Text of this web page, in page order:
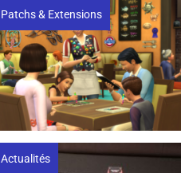
Patchs & Extensions
Actualités